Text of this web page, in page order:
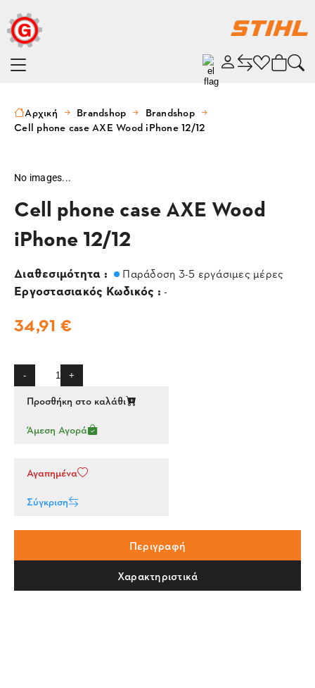
Αρχική Brandshop
Brandshop
Cell phone case AXE Wood iPhone 12/12
No images...
Cell phone case AXE Wood
iPhone 12/12
Διαθεσιμότητα : Παράδοση 3-5 εργάσιμες μέρες
Εργοστασιακός Κωδικός : -
34,91 €
- +
Προσθήκη στο καλάθι
Άμεση Αγορά
Αγαπημένα
Σύγκριση
Περιγραφή
Χαρακτηριστικά